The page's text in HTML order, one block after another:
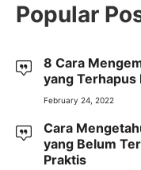
Popular
8 Cara
yang Terhapus
February 24, 2022
Cara
yang Belum
Praktis